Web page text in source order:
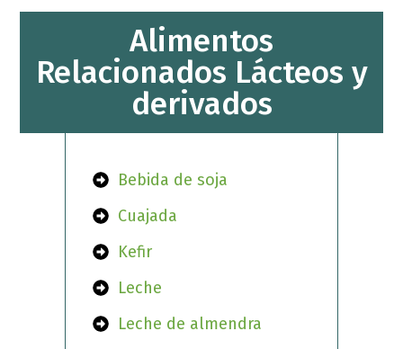
Alimentos
Relacionados Lácteos y
derivados
Bebida de soja
Cuajada
Kefir
Leche
Leche de almendra